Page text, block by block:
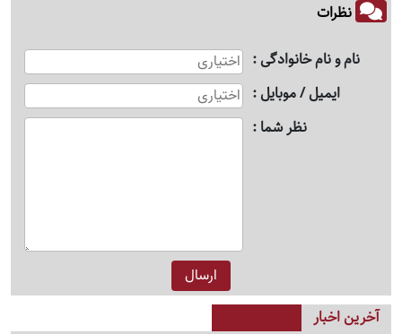
نظرات
نام و نام خانوادگی
ایمیل / موبایل
نظر شما
آخرین اخبار